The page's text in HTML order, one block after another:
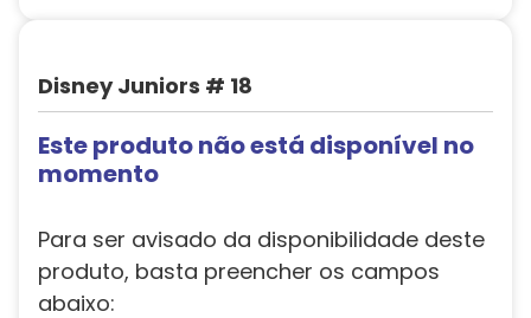
Disney Juniors # 18
Este produto não está disponível no
momento
Para ser avisado da disponibilidade deste
produto, basta preencher os campos
abaixo: